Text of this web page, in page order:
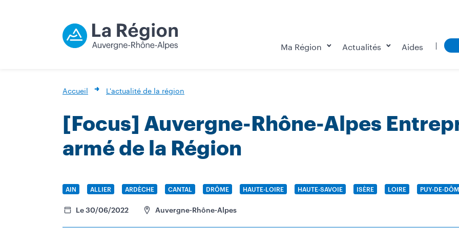
Ma Région Actualités Aides
Accueil L'actualité de la région
[Focus] Auvergne-Rhône-Alpes
armé de la Région
NOM
AIN NOM
ALLIER NOM
ARDÈCHE NOM
CANTAL NOM
DRÔME NOM
HAUTE-LOIRE NOM
HAUTE-SAVOIE NOM
ISÈRE NOM
LOIRE NOM
PUY-DE-
Le 30/06/2022 Auvergne-Rhône-Alpes